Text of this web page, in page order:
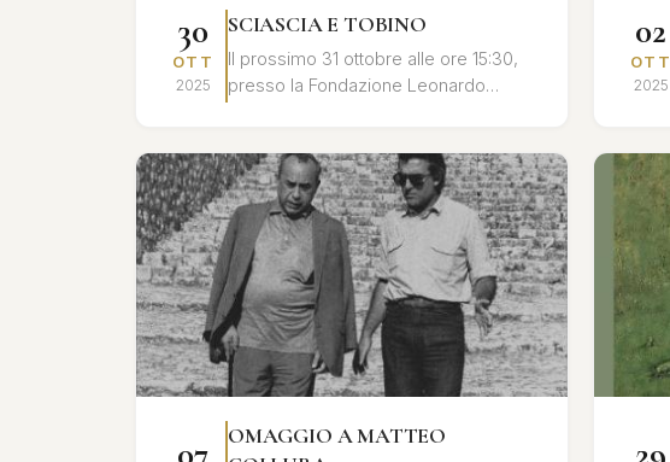
30
OTT
2025
SCIASCIA E TOBINO
Il prossimo 31 ottobre alle ore 15:30,
presso la Fondazione Leonardo
legame umano ...
02
OTT
2025
OMAGGIO A MATTEO